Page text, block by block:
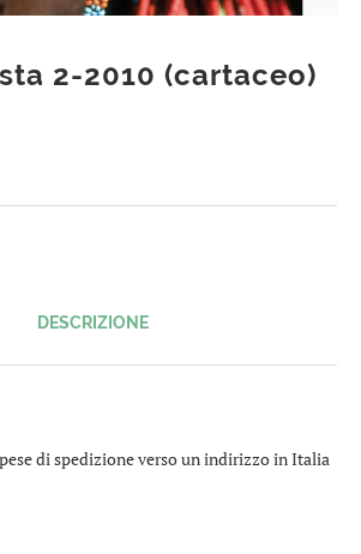
2-2010 (cartaceo)
DESCRIZIONE
di spedizione verso un indirizzo in Italia